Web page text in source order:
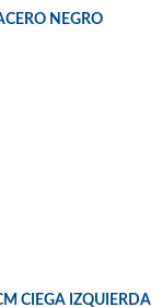
NEGRO
CIEGA IZQUIERDA